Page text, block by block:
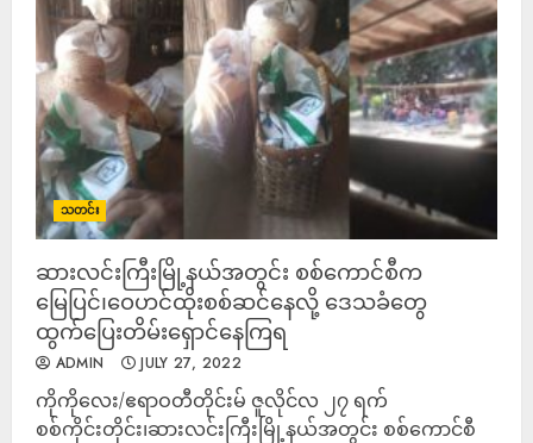
သတင်း
ဆားလင်းကြီးမြို့နယ်အတွင်း စစ်ကောင်စီက
မြေပြင်၊ဝေဟင်ထိုးစစ်ဆင်နေလို့ ဒေသခံတွေ
ထွက်ပြေးတိမ်းရှောင်နေကြရ
ADMIN JULY 27, 2022
ကိုကိုလေး/ဧရာဝတီတိုင်းမ် ဇူလိုင်လ ၂၇ ရက်
စစ်ကိုင်းတိုင်း၊ဆားလင်းကြီးမြို့နယ်အတွင်း စစ်ကောင်စီ